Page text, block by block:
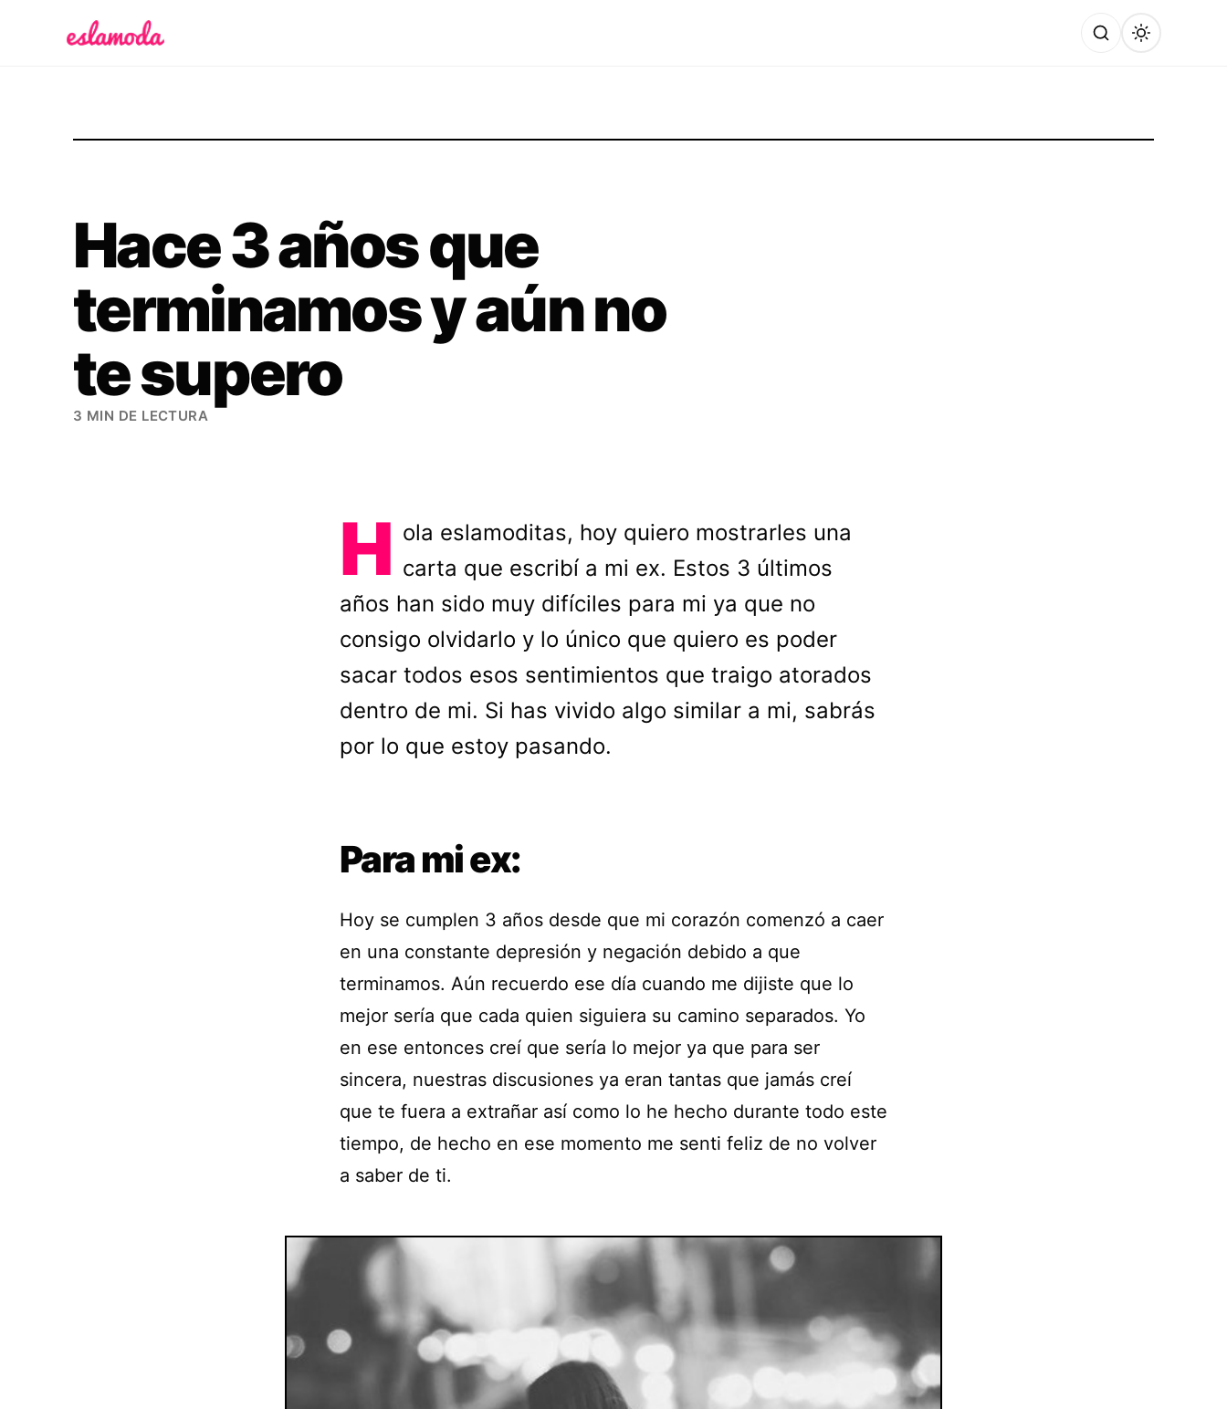
Hace 3 años que
terminamos y aún no
te supero
3 MIN DE LECTURA
H ola eslamoditas, hoy quiero mostrarles una
carta que escribí a mi ex. Estos 3 últimos
años han sido muy difíciles para mi ya que no
consigo olvidarlo y lo único que quiero es poder
sacar todos esos sentimientos que traigo atorados
dentro de mi. Si has vivido algo similar a mi, sabrás
por lo que estoy pasando.
Para mi ex:
Hoy se cumplen 3 años desde que mi corazón comenzó a caer
en una constante depresión y negación debido a que
terminamos. Aún recuerdo ese día cuando me dijiste que lo
mejor sería que cada quien siguiera su camino separados. Yo
en ese entonces creí que sería lo mejor ya que para ser
sincera, nuestras discusiones ya eran tantas que jamás creí
que te fuera a extrañar así como lo he hecho durante todo este
tiempo, de hecho en ese momento me senti feliz de no volver
a saber de ti.